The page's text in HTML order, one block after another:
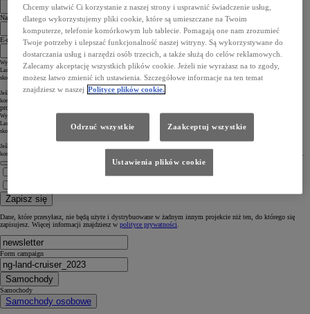
Nazwisko
E-mail
Wypełniając niniejszy formularz, wyrażasz jednocześnie prośbę o przesyłanie Ci informacji handlowych związanych z nową Toyotą
Land Cruiser oraz ewentualnie zaproszenia na jazdę testową ww. modelem. Podajesz swoje dane osobowe celem umożliwienia
skontaktowania się przez nas z Tobą mailowo lub telefonicznie (kontakt telefoniczny na etapie umawiania jazdy testowej).
Jeśli zaakceptowałeś również aktywację plików cookie służących do targetowania, będziemy mogli wysyłać Ci spersonalizowaną
komunikację (na przykład, aby przypomnieć Ci, że możesz dokończyć...
proces rezerwacji samochodu, jeśli jeszcze tego nie zrobiłeś).
Wypełniając niniejszy formularz, wyrażasz jednocześnie prośbę o przesyłanie Ci informacji handlowych związanych z nową Toyotą
Land Cruiser oraz ewentualnie zaproszenia na jazdę testową ww. modelem. Podajesz swoje dane osobowe celem umożliwienia
skontaktowania się przez nas z Tobą mailowo lub telefonicznie (kontakt telefoniczny na etapie umawiania jazdy testowej).
Jeśli zaakceptowałeś również aktywację plików cookie służących do targetowania, będziemy mogli wysyłać Ci spersonalizowaną
komunikację (na przykład, aby przypomnieć Ci, że możesz dokończyć proces rezerwacji samochodu, jeśli jeszcze tego nie zrobiłeś).
Zapisz się
Dane, które przesyłasz, nie będą użyte i dystrybuowane w żadnym innym projekcie niż ten, do którego się
zapisujesz. Więcej informacji znajdziesz w polityce prywatności
Form campaign
Samochody
Samochody
Samochody osobowe
Chcemy ułatwić Ci korzystanie z naszej strony i usprawnić świadczenie usług,
dlatego wykorzystujemy pliki cookie, które są umieszczane na Twoim
komputerze, telefonie komórkowym lub tablecie. Pomagają one nam zrozumieć
Twoje potrzeby i ulepszać funkcjonalność naszej witryny. Są wykorzystywane do
dostarczania usług i narzędzi osób trzecich, a także służą do celów reklamowych.
Zalecamy akceptację wszystkich plików cookie. Jeżeli nie wyrażasz na to zgody,
możesz łatwo zmienić ich ustawienia. Szczegółowe informacje na ten temat
znajdziesz w naszej Polityce plików cookie.
Odrzuć wszystkie Zaakceptuj wszystkie
Ustawienia plików cookie